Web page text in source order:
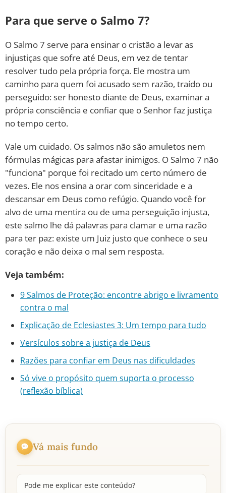
Para que serve o Salmo 7?
O Salmo 7 serve para ensinar o cristão a levar as
injustiças que sofre até Deus, em vez de tentar
resolver tudo pela própria força. Ele mostra um
caminho para quem foi acusado sem razão, traído ou
perseguido: ser honesto diante de Deus, examinar a
própria consciência e confiar que o Senhor faz justiça
no tempo certo.
Vale um cuidado. Os salmos não são amuletos nem
fórmulas mágicas para afastar inimigos. O Salmo 7 não
"funciona" porque foi recitado um certo número de
vezes. Ele nos ensina a orar com sinceridade e a
descansar em Deus como refúgio. Quando você for
alvo de uma mentira ou de uma perseguição injusta,
este salmo lhe dá palavras para clamar e uma razão
para ter paz: existe um Juiz justo que conhece o seu
coração e não deixa o mal sem resposta.
Veja também:
9 Salmos de Proteção: encontre abrigo e livramento
contra o mal
Explicação de Eclesiastes 3: Um tempo para tudo
Versículos sobre a justiça de Deus
Razões para confiar em Deus nas dificuldades
Só vive o propósito quem suporta o processo
(reflexão bíblica)
Vá mais fundo
Pode me explicar este conteúdo?